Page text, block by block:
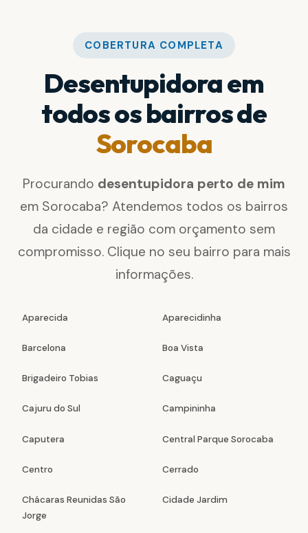
COBERTURA COMPLETA
Desentupidora em
todos os bairros de
Sorocaba
Procurando desentupidora perto de mim
em Sorocaba? Atendemos todos os bairros
da cidade e região com orçamento sem
compromisso. Clique no seu bairro para mais
informações.
Aparecida Aparecidinha
Barcelona Boa Vista
Brigadeiro Tobias Caguaçu
Cajuru do Sul Campininha
Caputera Central Parque Sorocaba
Centro Cerrado
Chácaras Reunidas São
Jorge
Cidade Jardim